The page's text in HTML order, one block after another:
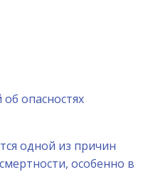
опасностях
одной из причин
особенно в